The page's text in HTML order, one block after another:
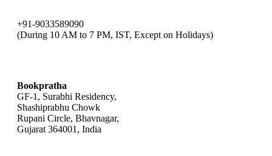
+91-9033589090
(During 10 AM to 7 PM, IST, Except on Holidays)
Bookpratha
GF-1, Surabhi Residency,
Shashiprabhu Chowk
Rupani Circle, Bhavnagar,
Gujarat 364001, India